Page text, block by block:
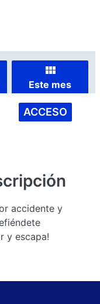
Este mes
ACCESO
accidente y
y escapa!